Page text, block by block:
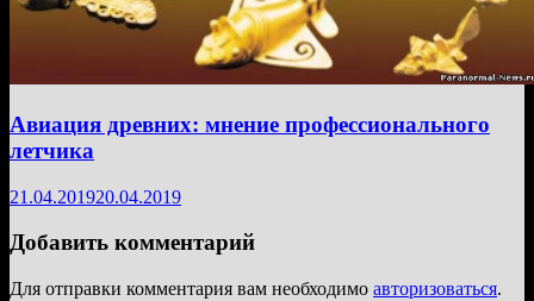
Авиация древних: мнение профессионального
летчика
21.04.201920.04.2019
Добавить комментарий
Для отправки комментария вам необходимо авторизоваться.